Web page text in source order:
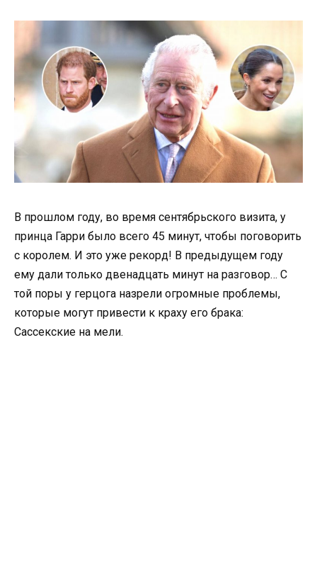
В прошлом году, во время сентябрьского визита, у
принца Гарри было всего 45 минут, чтобы поговорить
с королем. И это уже рекорд! В предыдущем году
ему дали только двенадцать минут на разговор… С
той поры у герцога назрели огромные проблемы,
которые могут привести к краху его брака:
Сассекские на мели.